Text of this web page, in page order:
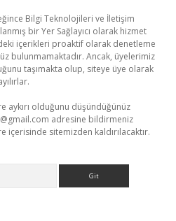
Bilgi Teknolojileri ve İletişim
bir Yer Sağlayıcı olarak hizmet
içerikleri proaktif olarak denetleme
bulunmamaktadır. Ancak, üyelerimiz
taşımakta olup, siteye üye olarak
aykırı olduğunu düşündüğünüz
adresine bildirmeniz
içerisinde sitemizden kaldırılacaktır.